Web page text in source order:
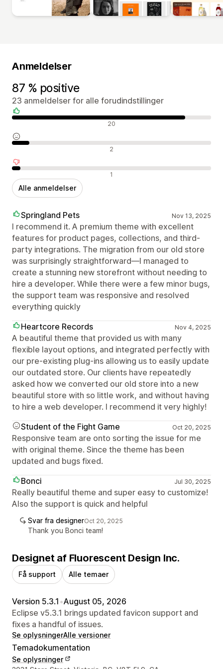
Anmeldelser
87 % positive
23 anmeldelser for alle forudindstillinger
Positive anmeldelser 20
Neutrale anmeldelser 2
Negative anmeldelser 1
Alle anmeldelser
Springland Pets Nov 13, 2025
I recommend it. A premium theme with excellent
features for product pages, collections, and third-
party integrations. The migration from our old store
was surprisingly straightforward—I managed to
create a stunning new storefront without needing to
hire a developer. While there were a few minor bugs,
the support team was responsive and resolved
everything quickly
Heartcore Records
Nov 4, 2025
A beautiful theme that provided us with many
flexible layout options, and integrated perfectly with
our pre-existing plug-ins allowing us to easily update
our outdated store. Our clients have repeatedly
asked how we converted our old store into a new
beautiful store with so little work, and without having
to hire a web developer. I recommend it very highly!
Student of the Fight Game
Oct 20, 2025
Responsive team are onto sorting the issue for me
with original theme. Since the theme has been
updated and bugs fixed.
Bonci
Jul 30, 2025
Really beautiful theme and super easy to customize!
Also the support is quick and helpful
Svar fra designerOct 20, 2025
Thank you Bonci team!
Designet af Fluorescent Design Inc.
Få support Alle temaer
Version 5.3.1 •August 05, 2026
Eclipse v5.3.1 brings updated favicon support and
fixes a handful of issues.
Se oplysningerAlle versioner
Temadokumentation
Se oplysninger